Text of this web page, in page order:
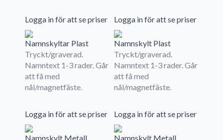
Logga in för att se priser Logga in för att se priser
Namnskyltar Plast
Tryckt/graverad.
Namntext 1-3 rader. Går
att få med
nål/magnetfäste.
Logga in för att se priser
Namnskylt Plast
Tryckt/graverad.
Namntext 1-3 rader. Går
att få med
nål/magnetfäste.
Logga in för att se priser
Namnskylt Metall
Namnskylt Metall